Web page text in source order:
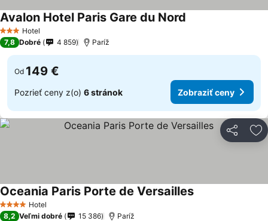
3 Počet hviezdičiek
Hotel
Avalon Hotel Paris Gare du Nord
7,8 Dobré 4 859 Paríž
Od 149 €
Pozrieť ceny z(o) 6 stránok Zobraziť ceny
Zdieľať
4 Počet hviezdičiek
Hotel
Oceania Paris Porte de Versailles
8,2 Veľmi dobré 15 386 Paríž